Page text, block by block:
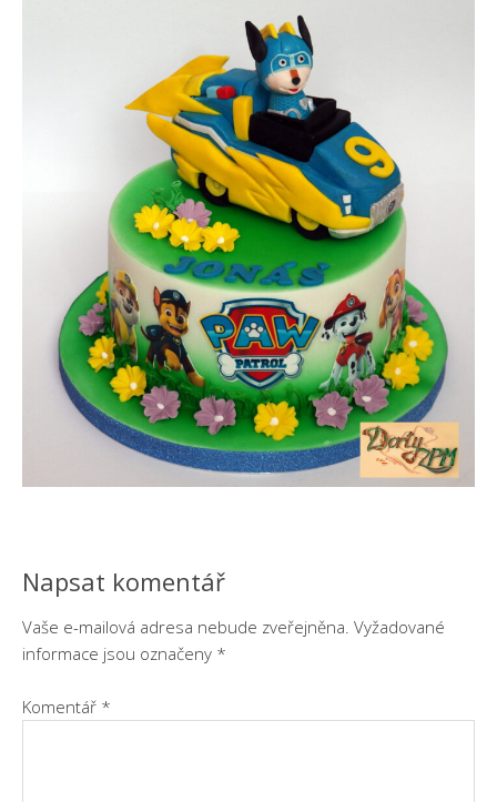
Napsat komentář
Vaše e-mailová adresa nebude zveřejněna. Vyžadované
informace jsou označeny *
Komentář *